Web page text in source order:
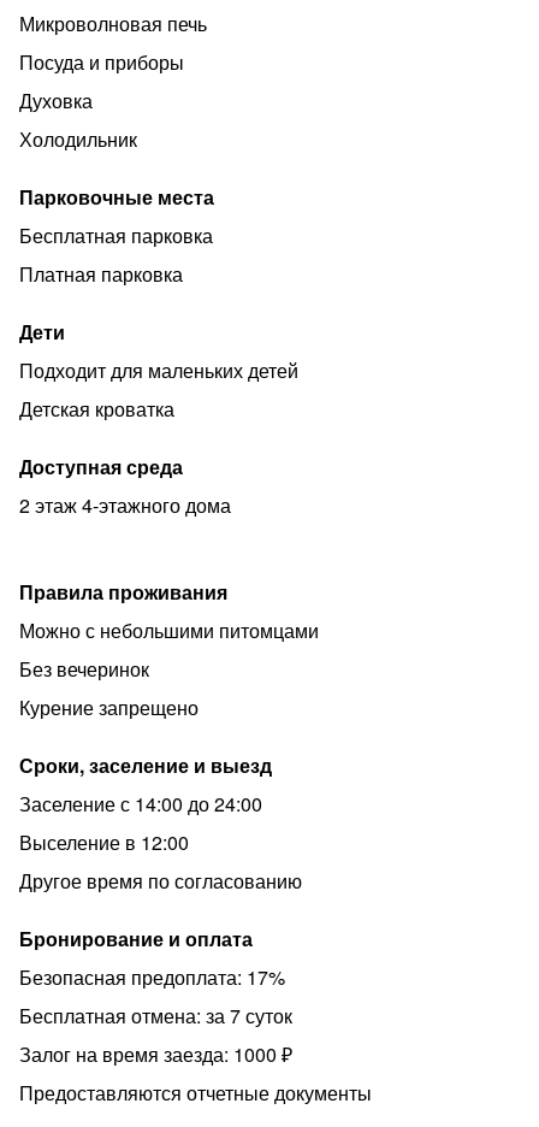
Микроволновая печь
Посуда и приборы
Духовка
Холодильник
Парковочные места
Бесплатная парковка
Платная парковка
Дети
Подходит для маленьких детей
Детская кроватка
Доступная среда
2 этаж 4-этажного дома
Правила проживания
Можно с небольшими питомцами
Без вечеринок
Курение запрещено
Сроки, заселение и выезд
Заселение с 14:00 до 24:00
Выселение в 12:00
Другое время по согласованию
Бронирование и оплата
Безопасная предоплата: 17%
Бесплатная отмена: за 7 суток
Залог на время заезда: 1000 ₽
Предоставляются отчетные документы